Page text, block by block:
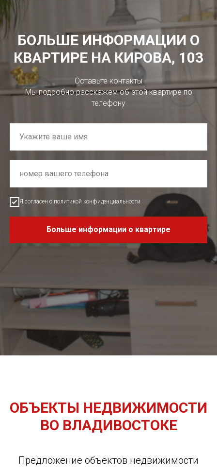
БОЛЬШЕ ИНФОРМАЦИИ О
КВАРТИРЕ НА КИРОВА, 103
Оставьте контакты
Мы подробно расскажем об этой квартире по
телефону
Я согласен с политикой конфиденциальности
Больше информации о квартире
ОБЪЕКТЫ НЕДВИЖИМОСТИ
ВО ВЛАДИВОСТОКЕ
Предложение объектов недвижимости